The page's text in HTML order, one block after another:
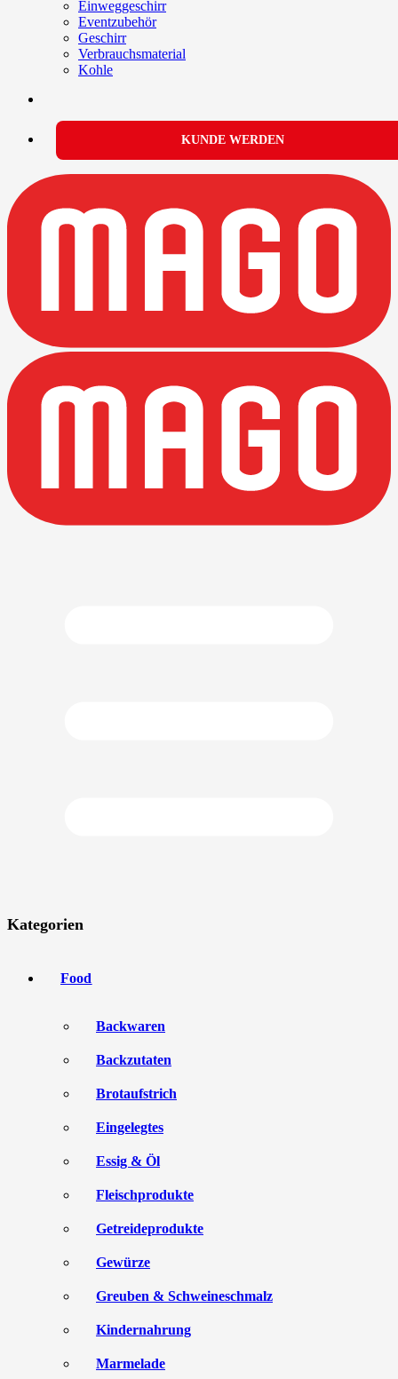
Einweggeschirr
Eventzubehör
Geschirr
Verbrauchsmaterial
Kohle
KUNDE WERDEN
Kategorien
Food
Backwaren
Backzutaten
Brotaufstrich
Eingelegtes
Essig & Öl
Fleischprodukte
Getreideprodukte
Gewürze
Greuben & Schweineschmalz
Kindernahrung
Marmelade